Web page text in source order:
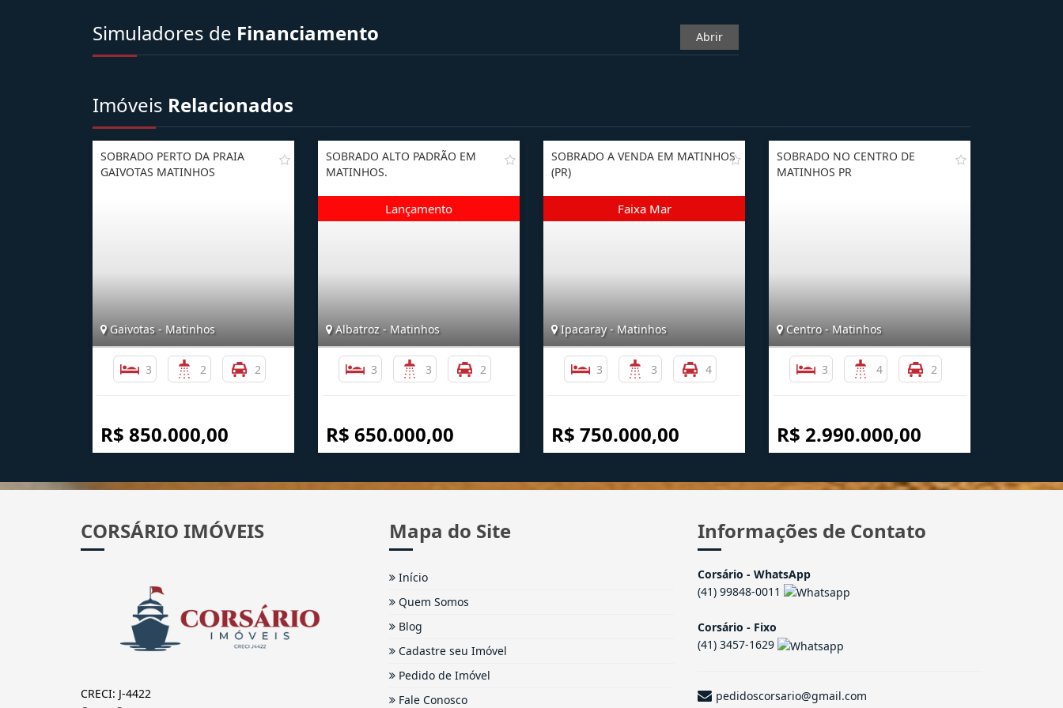
Simuladores de Financiamento Abrir
Imóveis Relacionados
SOBRADO PERTO DA PRAIA
GAIVOTAS MATINHOS
Gaivotas - Matinhos
3 2 2
R$ 850.000,00
SOBRADO ALTO PADRÃO EM
MATINHOS.
Albatroz - Matinhos
3 3 2
R$ 650.000,00
SOBRADO A VENDA EM MATINHOS
(PR)
Ipacaray - Matinhos
3 3 4
R$ 750.000,00
SOBRADO NO CENTRO DE
MATINHOS PR
Centro - Matinhos
3 4 2
R$ 2.990.000,00
CORSÁRIO IMÓVEIS
CRECI: J-4422
Mapa do Site
Início
Quem Somos
Blog
Cadastre seu Imóvel
Pedido de Imóvel
Fale Conosco
Informações de Contato
Corsário - WhatsApp
(41) 99848-0011
Corsário - Fixo
(41) 3457-1629
pedidoscorsario@gmail.com